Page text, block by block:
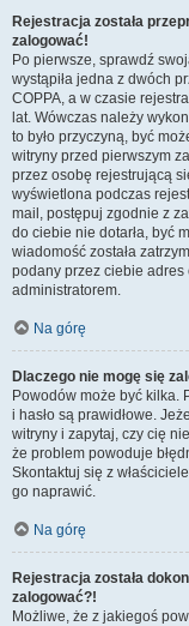
Rejestracja została
zalogować!
Po pierwsze, sprawdź
wystąpiła jedna z dwóch
COPPA, a w czasie
lat. Wówczas należy
to było przyczyną, być
witryny przed pierwszym
przez osobę rejestrującą
wyświetlona podczas
mail, postępuj zgodnie z
do ciebie nie dotarła, być
wiadomość została
podany przez ciebie adres
administratorem.
Na górę
Dlaczego nie mogę się
Powodów może być kilka.
i hasło są prawidłowe.
witryny i zapytaj, czy cię
że problem powoduje
Skontaktuj się z
go naprawić.
Na górę
Rejestracja została
zalogować?!
Możliwe, że z jakiegoś